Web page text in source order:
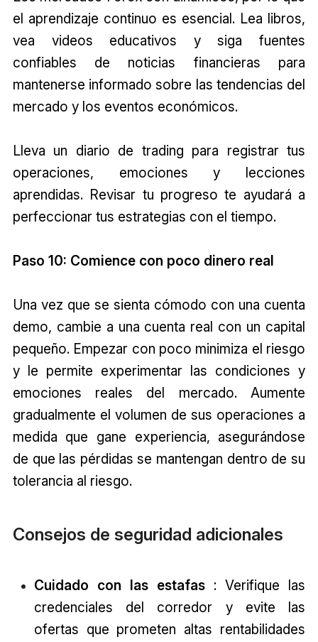
el aprendizaje continuo es esencial. Lea libros,
vea videos educativos y siga fuentes
confiables de noticias financieras para
mantenerse informado sobre las tendencias del
mercado y los eventos económicos.
Lleva un diario de trading para registrar tus
operaciones, emociones y lecciones
aprendidas. Revisar tu progreso te ayudará a
perfeccionar tus estrategias con el tiempo.
Paso 10: Comience con poco dinero real
Una vez que se sienta cómodo con una cuenta
demo, cambie a una cuenta real con un capital
pequeño. Empezar con poco minimiza el riesgo
y le permite experimentar las condiciones y
emociones reales del mercado. Aumente
gradualmente el volumen de sus operaciones a
medida que gane experiencia, asegurándose
de que las pérdidas se mantengan dentro de su
tolerancia al riesgo.
Consejos de seguridad adicionales
Cuidado con las estafas: Verifique las
credenciales del corredor y evite las
ofertas que prometen altas rentabilidades